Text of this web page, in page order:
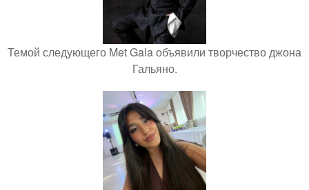
Темой следующего Met Gala объявили творчество джона
Гальяно.